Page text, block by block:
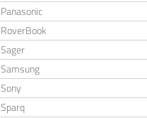
Panasonic
RoverBook
Sager
Samsung
Sony
Sparq